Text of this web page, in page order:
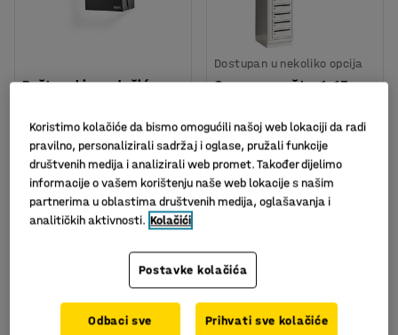
Poštanski sandučić,
Art. br.:14579
232,00
KM
bez PDV
U KOŠARICU
Dostupan u nekoliko opcija
Ormar za poštu: 1x15
1910x380x450mm: sivi
Art. br.:145740
1.666,00 KM
bez PDV
Koristimo kolačiće da bismo omogućili našoj web lokaciji da radi
pravilno, personalizirali sadržaj i oglase, pružali funkcije
društvenih medija i analizirali web promet. Također dijelimo
informacije o vašem korištenju naše web lokacije s našim
partnerima u oblastima društvenih medija, oglašavanja i
analitičkih aktivnosti. Kolačići
Postavke kolačića
Odbaci sve Prihvati sve kolačiće